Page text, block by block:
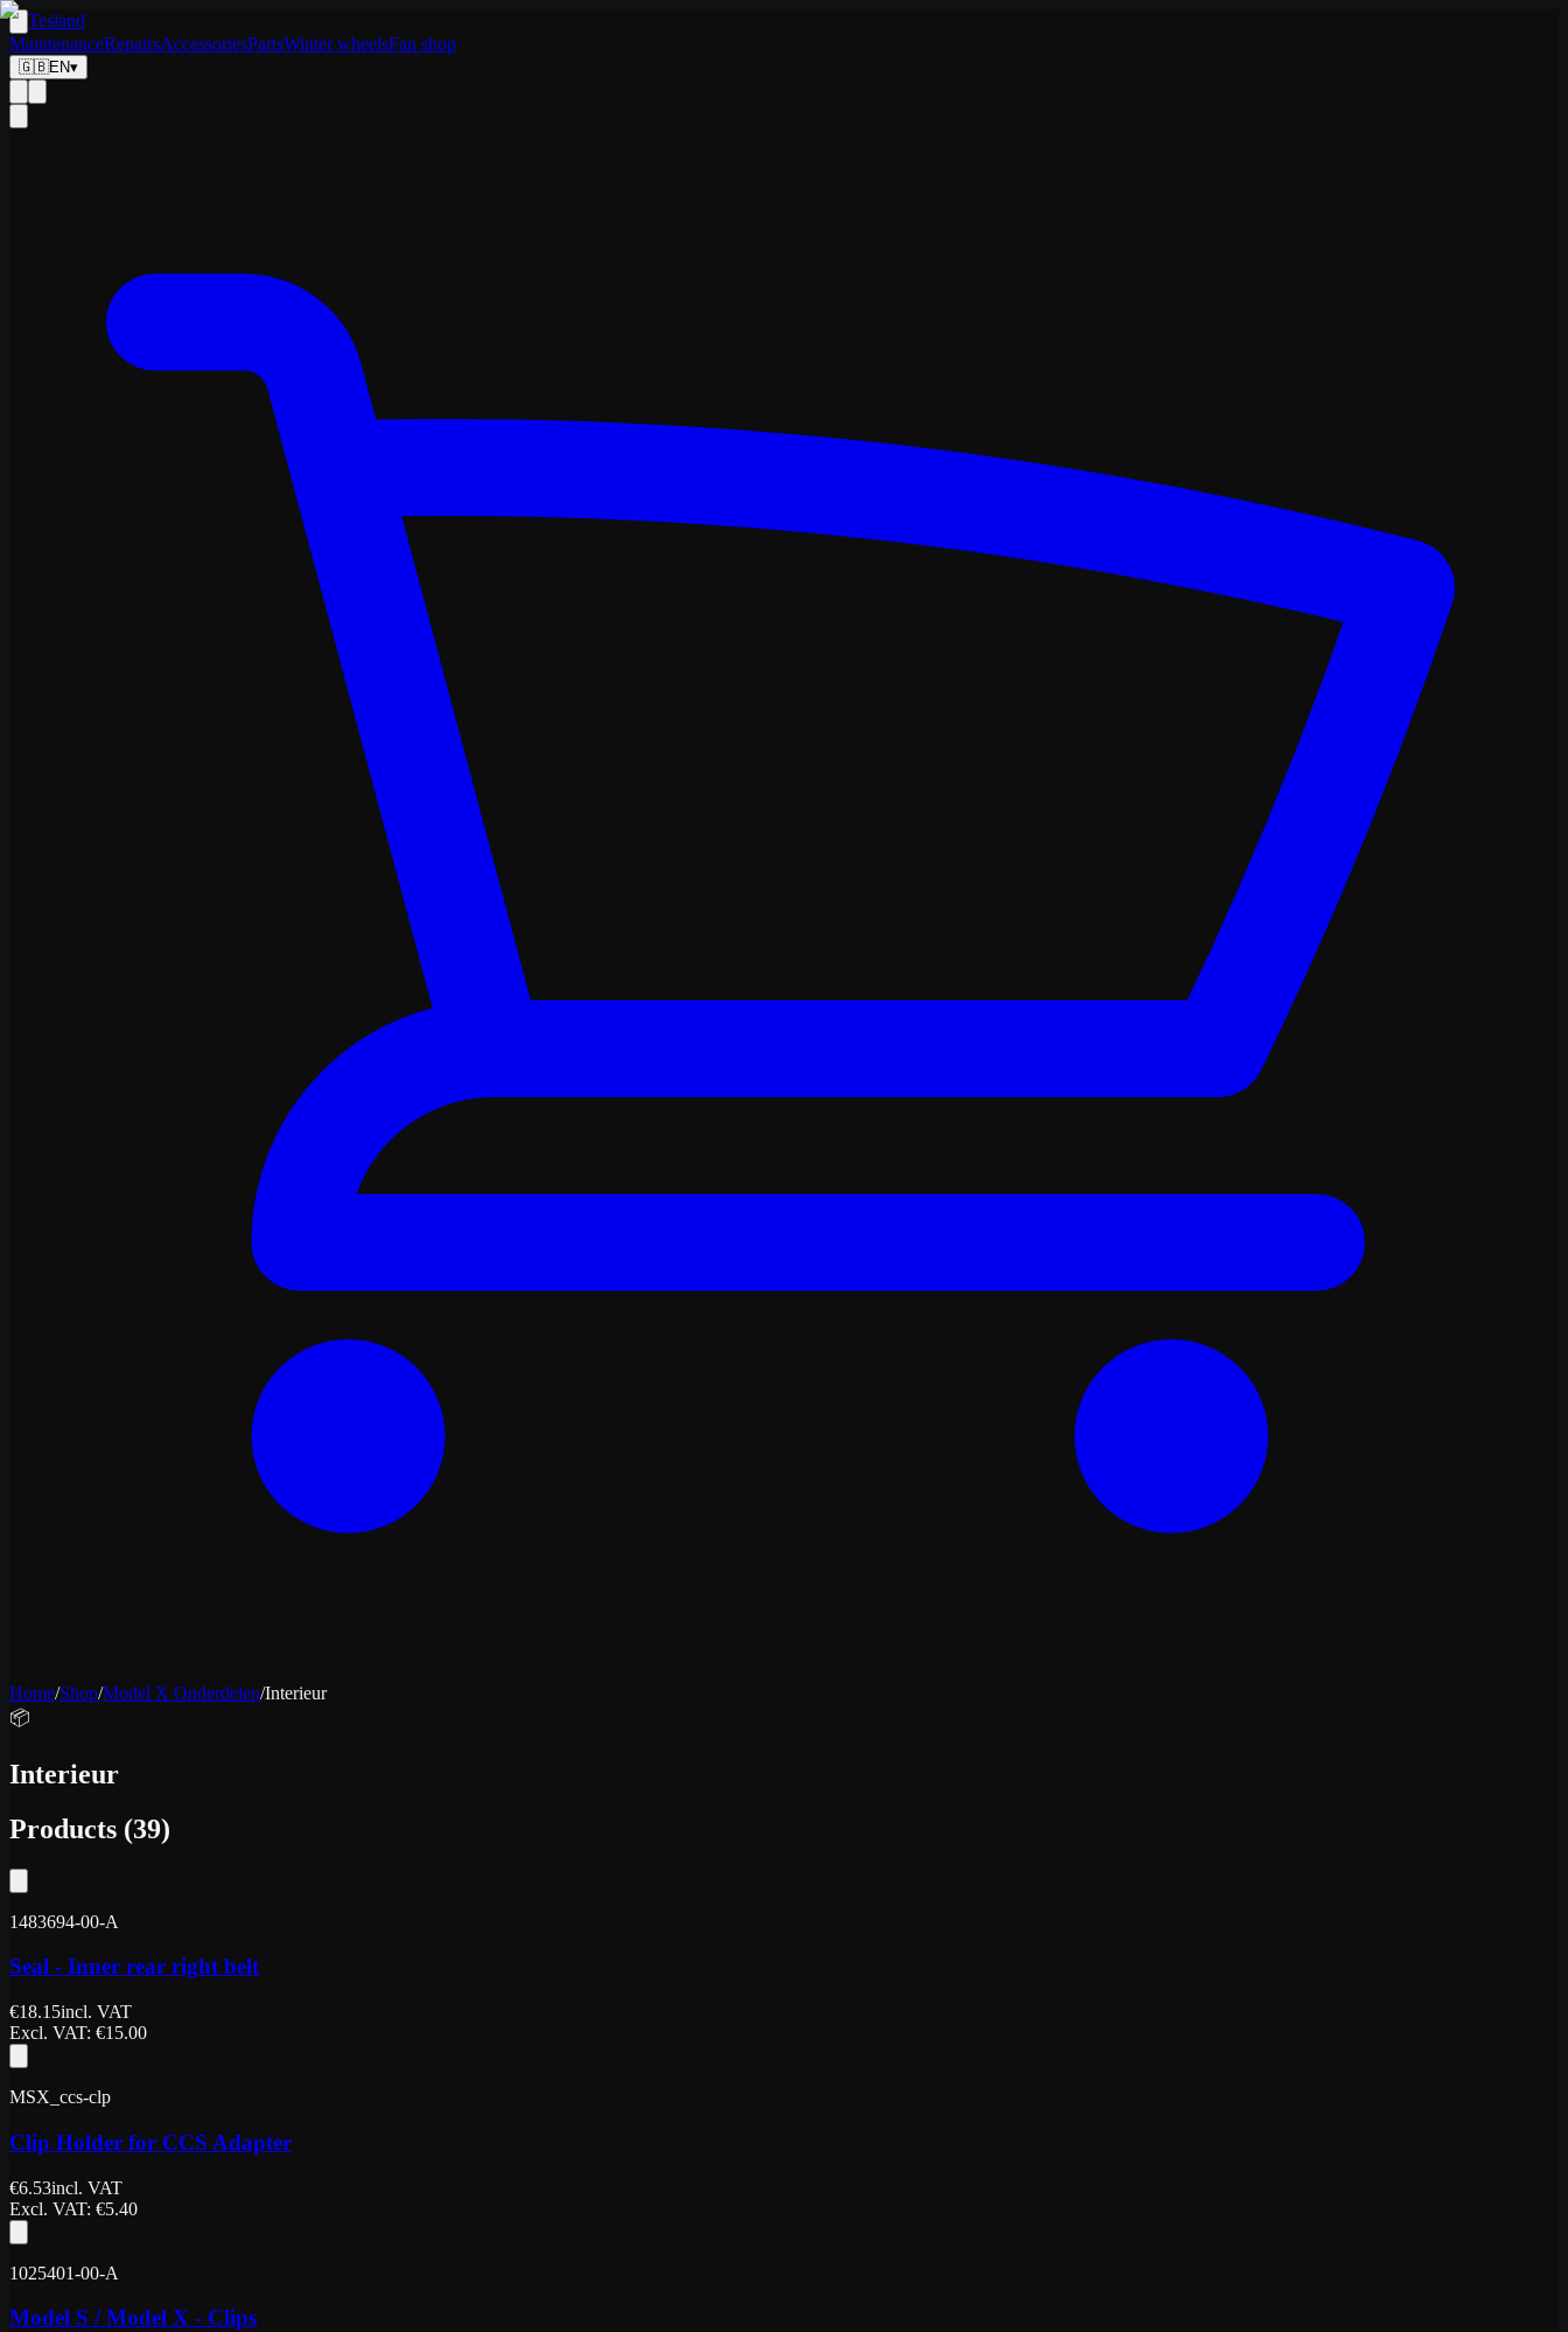
Tesland
MaintenanceRepairsAccessoriesPartsWinter wheelsFan shop
🇬🇧EN▾
Home/Shop/Model X Onderdelen/Interieur
📦
Interieur
Products (39)
1483694-00-A
Seal - Inner rear right belt
€18.15incl. VAT
Excl. VAT: €15.00
MSX_ccs-clp
Clip Holder for CCS Adapter
€6.53incl. VAT
Excl. VAT: €5.40
1025401-00-A
Model S / Model X - Clips